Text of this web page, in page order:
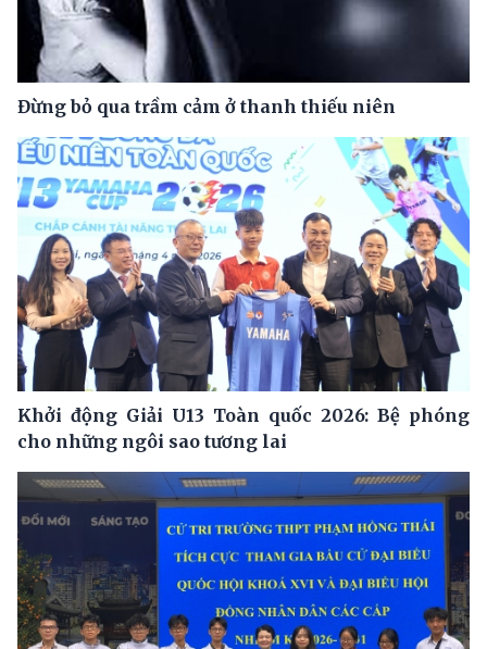
Đừng bỏ qua trầm cảm ở thanh thiếu niên
Khởi động Giải U13 Toàn quốc 2026: Bệ phóng
cho những ngôi sao tương lai